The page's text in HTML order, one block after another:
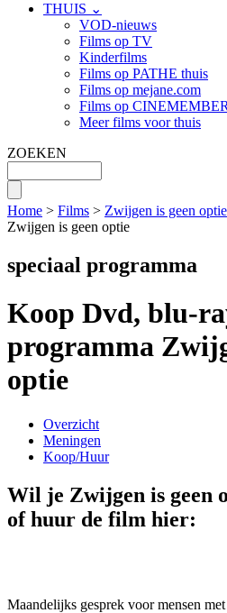
THUIS ⌄
VOD-nieuws
Films op TV
Kinderfilms
Films op PATHE thuis
Films op mejane.com
Films op CINEMEMBER
Meer films voor thuis
ZOEKEN
Home > Films > Zwijgen is geen optie
Zwijgen is geen optie
speciaal programma
Koop Dvd, blu-
programma
optie
Overzicht
Meningen
Koop/Huur
Wil je Zwijgen is geen
of huur de film hier:
Maandelijks gesprek voor mensen